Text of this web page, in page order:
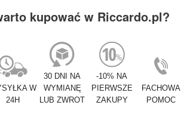
kupować w Riccardo.pl?
W
24H
30 DNI NA
WYMIANĘ
LUB ZWROT
-10% NA
PIERWSZE
ZAKUPY
FACHOWA
POMOC